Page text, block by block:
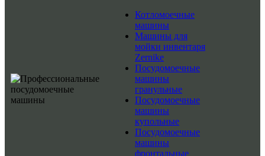
Котломоечные
машины
Машины для
мойки инвентаря
Zernike
Посудомоечные
машины
гранульные
Посудомоечные
машины
купольные
Посудомоечные
машины
фронтальные